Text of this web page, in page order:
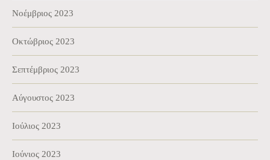
Νοέμβριος 2023
Οκτώβριος 2023
Σεπτέμβριος 2023
Αύγουστος 2023
Ιούλιος 2023
Ιούνιος 2023